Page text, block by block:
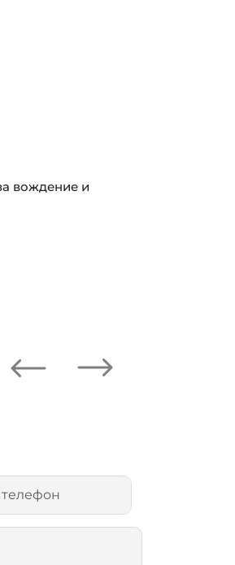
вождение и
Next